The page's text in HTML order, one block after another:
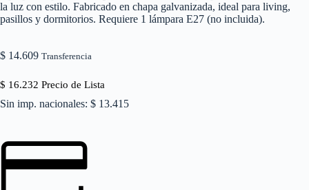
la luz con estilo. Fabricado en chapa galvanizada, ideal para living,
pasillos y dormitorios. Requiere 1 lámpara E27 (no incluida).
$ 14.609 Transferencia
$ 16.232 Precio de Lista
Sin imp. nacionales: $ 13.415